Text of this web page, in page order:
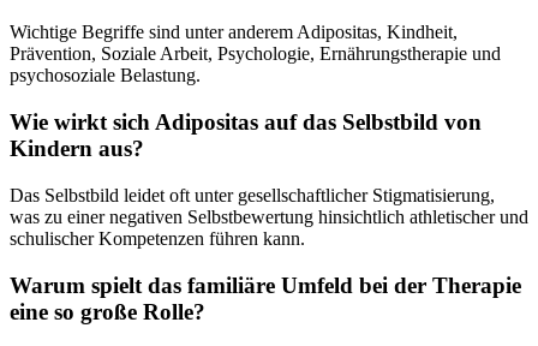
Wichtige Begriffe sind unter anderem Adipositas, Kindheit,
Prävention, Soziale Arbeit, Psychologie, Ernährungstherapie und
psychosoziale Belastung.
Wie wirkt sich Adipositas auf das Selbstbild von
Kindern aus?
Das Selbstbild leidet oft unter gesellschaftlicher Stigmatisierung,
was zu einer negativen Selbstbewertung hinsichtlich athletischer und
schulischer Kompetenzen führen kann.
Warum spielt das familiäre Umfeld bei der Therapie
eine so große Rolle?